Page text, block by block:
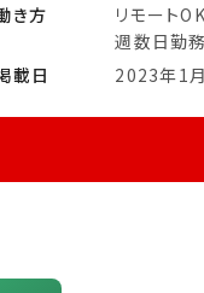
き方
リモートOK
週数日勤務
載日
2023年1